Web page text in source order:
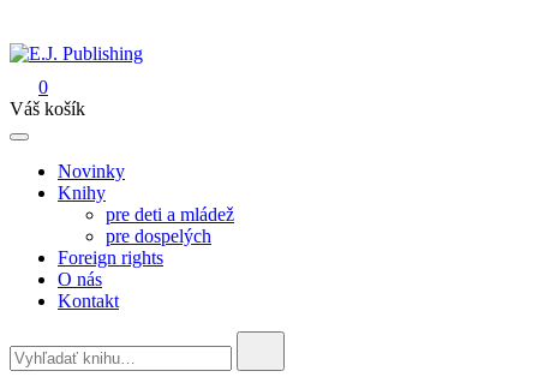
to
content
E.J. Publishing
0
Váš košík
Novinky
Knihy
pre deti a mládež
pre dospelých
Foreign rights
O nás
Kontakt
for: